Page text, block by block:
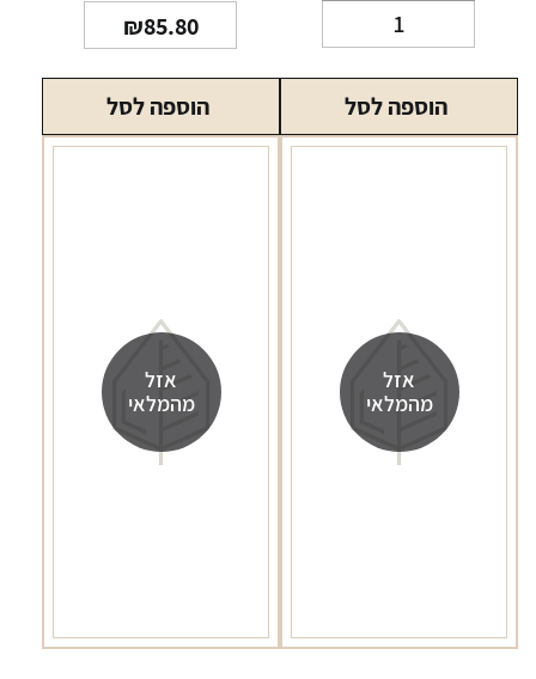
של
סליל
סמוק
RPM
הוספה לסל
₪85.80
הוספה לסל
אזל
מהמלאי
אזל
מהמלאי